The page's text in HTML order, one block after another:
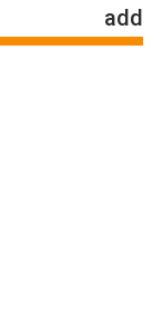
add